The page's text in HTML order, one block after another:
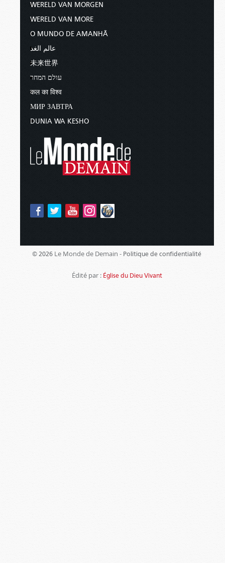
WERELD VAN MORGEN
WERELD VAN MORE
O MUNDO DE AMANHÃ
عالم الغد
未来世界
עולם המחר
कल का विश्व
МИР ЗАВТРА
DUNIA WA KESHO
© 2026 Le Monde de Demain - Politique de confidentialité
Édité par : Église du Dieu Vivant